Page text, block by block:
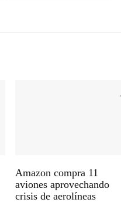
Amazon compra 11
aviones aprovechando
crisis de aerolíneas